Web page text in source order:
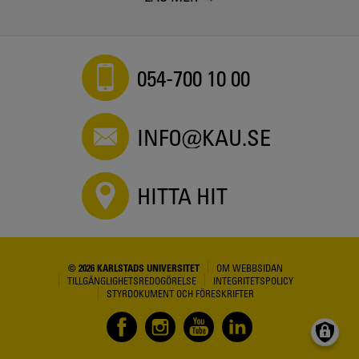
054-700 10 00
INFO@KAU.SE
HITTA HIT
© 2026 KARLSTADS UNIVERSITET
OM WEBBSIDAN
TILLGÄNGLIGHETSREDOGÖRELSE
INTEGRITETSPOLICY
STYRDOKUMENT OCH FÖRESKRIFTER